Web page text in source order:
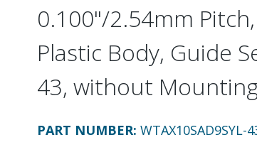
0.100"/2.54mm
Plastic Body, Guide
43, without
PART NUMBER: WTAX10SAD9SYL-